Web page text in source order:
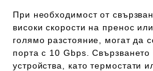
При необходимост от
високи скорости на пренос
голямо разстояние, могат да
порта с 10 Gbps .
устройства
, като термостати